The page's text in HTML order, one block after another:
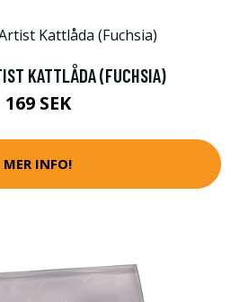
KATTLÅDA (FUCHSIA)
169 SEK
MER INFO!